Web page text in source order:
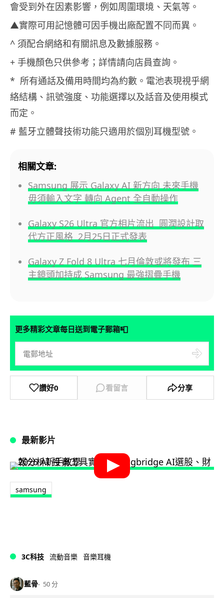
會受到外在因素影響，例如周圍環境、天氣等。
▲實際可用記憶體可因手機出廠配置不同而異。
^ 須配合網絡和有關訊息及數據服務。
+ 手機顏色只供參考；詳情請向店員查詢。
* 所有通話及備用時間均為約數。電池表現視乎網
絡結構、訊號強度、 功能選擇以及話音及使用模式
而定。
# 藍牙立體聲技術功能只適用於個別耳機型號。
相關文章:
Samsung 展示 Galaxy AI 新方向 未來手機
毋須輸入文字 轉向 Agent 全自動操作
Galaxy S26 Ultra 官方相片流出 圓潤設計取
代方正風格 2月25日正式發表
Galaxy Z Fold 8 Ultra 七月倫敦或將發布 三
主鏡頭加持成 Samsung 最強摺疊手機
更多精彩文章每日送到電子郵箱📮
讚好0 看留言 分享
最新影片
samsung
3C科技 流動音樂 音樂耳機
藍骨 50 分